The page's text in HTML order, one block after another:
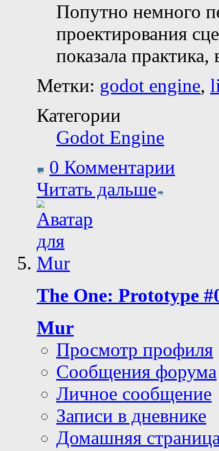
Попутно немного
проектирования
показала
Метки: godot engine,
Категории
Godot Engine
0 Комментарии
Читать дальше
The One: Prototype
Mur
Просмотр профиля
Сообщения форума
Личное сообщение
Записи в дневнике
Домашняя